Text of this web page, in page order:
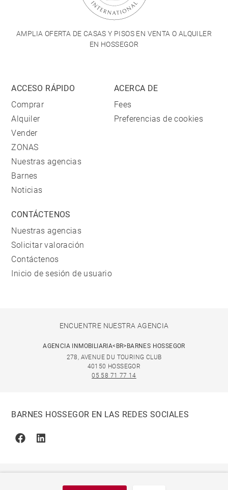
AMPLIA OFERTA DE CASAS Y PISOS EN VENTA O ALQUILER
EN HOSSEGOR
ACCESO RÁPIDO
Comprar
Alquiler
Vender
ZONAS
Nuestras agencias
Barnes
Noticias
ACERCA DE
Fees
Preferencias de cookies
CONTÁCTENOS
Nuestras agencias
Solicitar valoración
Contáctenos
Inicio de sesión de usuario
ENCUENTRE NUESTRA AGENCIA
AGENCIA INMOBILIARIA<BR>BARNES HOSSEGOR
278, AVENUE DU TOURING CLUB
40150 HOSSEGOR
05 58 71 77 14
BARNES HOSSEGOR EN LAS REDES SOCIALES
FacebookLinkedin